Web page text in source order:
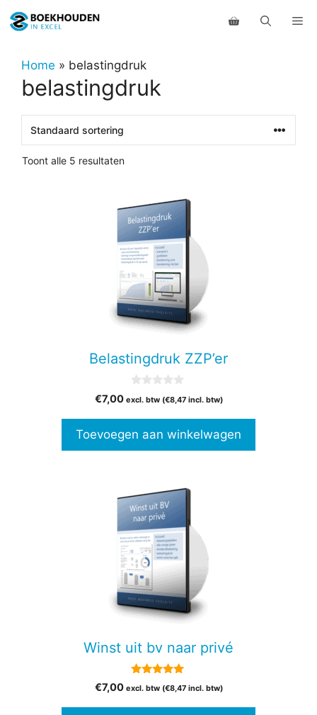
naar
inhoudHome » belastingdruk
belastingdruk
Toont alle 5 resultaten
Belastingdruk ZZP’er
v
5
€7,00 excl. btw (€8,47incl. btw)
Toevoegen aan winkelwagen
Winst uit bv naar privé
5.00
van 5
€7,00 excl. btw (€8,47incl. btw)